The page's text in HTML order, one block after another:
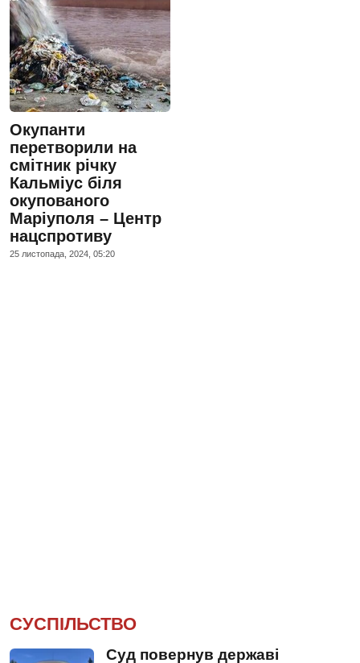
Окупанти
перетворили на
смітник річку
Кальміус біля
окупованого
Маріуполя – Центр
нацспротиву
25 листопада, 2024, 05:20
СУСПІЛЬСТВО
Суд повернув державі